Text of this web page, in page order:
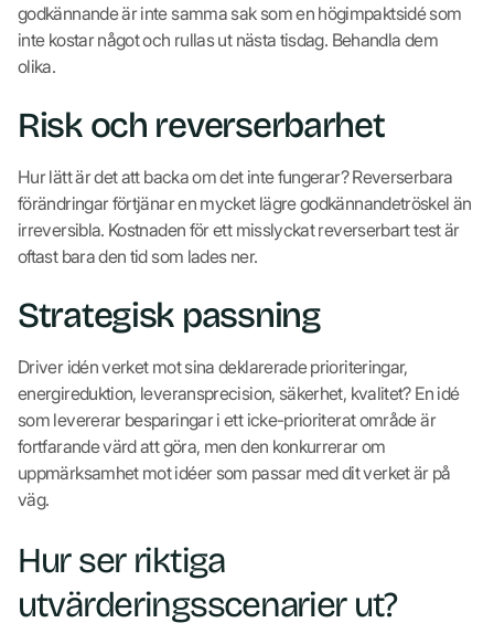
godkännande är inte samma sak som en högimpaktsidé som
inte kostar något och rullas ut nästa tisdag. Behandla dem
olika.
Risk och reverserbarhet
Hur lätt är det att backa om det inte fungerar? Reverserbara
förändringar förtjänar en mycket lägre godkännandetröskel än
irreversibla. Kostnaden för ett misslyckat reverserbart test är
oftast bara den tid som lades ner.
Strategisk passning
Driver idén verket mot sina deklarerade prioriteringar,
energireduktion, leveransprecision, säkerhet, kvalitet? En idé
som levererar besparingar i ett icke-prioriterat område är
fortfarande värd att göra, men den konkurrerar om
uppmärksamhet mot idéer som passar med dit verket är på
väg.
Hur ser riktiga
utvärderingsscenarier ut?